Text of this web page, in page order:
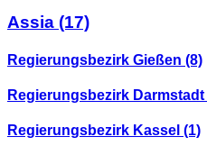
Assia (17)
Regierungsbezirk Gießen (8)
Regierungsbezirk Darmstadt
Regierungsbezirk Kassel (1)